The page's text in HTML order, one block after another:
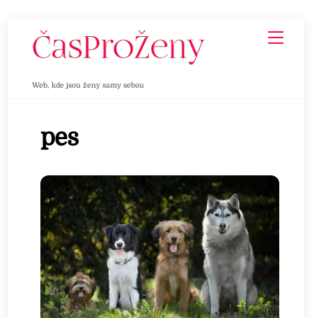
Web, kde jsou ženy samy sebou
pes